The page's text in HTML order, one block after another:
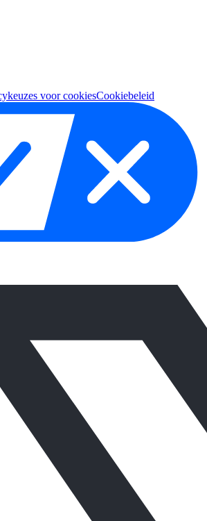
voor cookiesCookiebeleid